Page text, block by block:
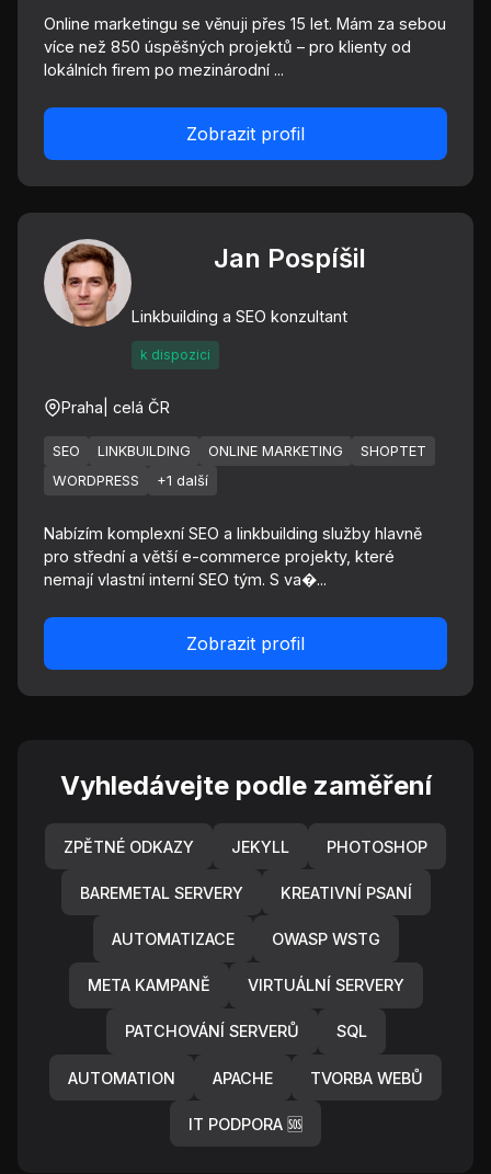
Online marketingu se věnuji přes 15 let. Mám za sebou
více než 850 úspěšných projektů – pro klienty od
lokálních firem po mezinárodní ...
Zobrazit profil
Jan Pospíšil
Linkbuilding a SEO konzultant
k dispozici
Praha | celá ČR
SEO LINKBUILDING ONLINE MARKETING
SHOPTET
WORDPRESS
+1 další
Nabízím komplexní SEO a linkbuilding služby hlavně
pro střední a větší e-commerce projekty, které
nemají vlastní interní SEO tým. S va�...
Zobrazit profil
Vyhledávejte podle zaměření
ZPĚTNÉ ODKAZY JEKYLL PHOTOSHOP
BAREMETAL SERVERY KREATIVNÍ PSANÍ
AUTOMATIZACE OWASP WSTG
META KAMPANĚ VIRTUÁLNÍ SERVERY
PATCHOVÁNÍ SERVERŮ SQL
AUTOMATION APACHE TVORBA WEBŮ
IT PODPORA 🆘